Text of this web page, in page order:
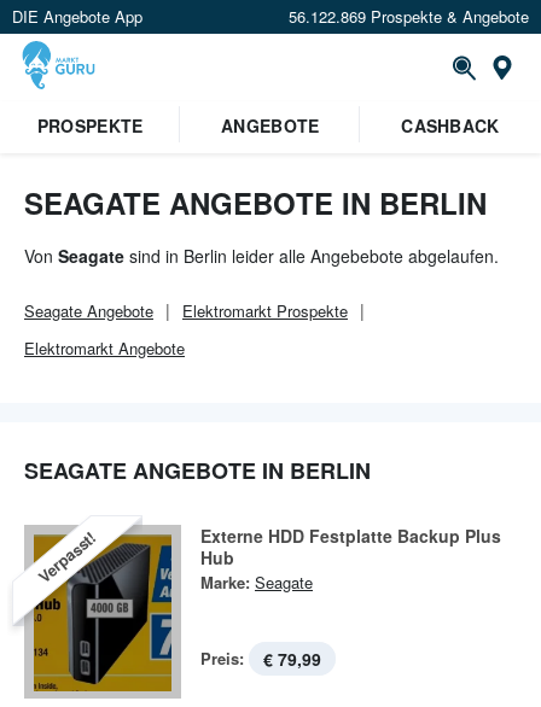
DIE Angebote App 56.122.869 Prospekte & Angebote
PROSPEKTE ANGEBOTE CASHBACK
SEAGATE ANGEBOTE IN BERLIN
Von Seagate sind in Berlin leider alle Angebebote abgelaufen.
Seagate Angebote Elektromarkt Prospekte
Elektromarkt Angebote
SEAGATE ANGEBOTE IN BERLIN
Verpasst!
Externe HDD Festplatte Backup Plus
Hub
Marke: Seagate
Preis: € 79,99